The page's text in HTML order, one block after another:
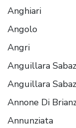
Anghiari
Angolo
Angri
Anguillara
Anguillara
Annone Di
Annunziata